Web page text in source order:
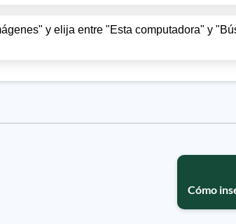
y elija entre "Esta computadora" y
Cómo